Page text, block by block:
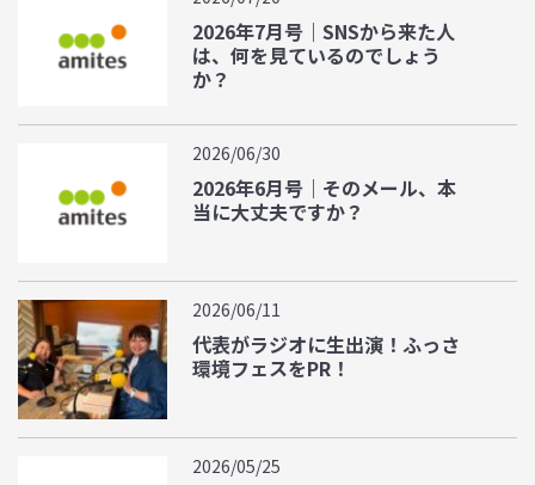
2026年7月号｜SNSから来た人
は、何を見ているのでしょう
か？
2026/06/30
2026年6月号｜そのメール、本
当に大丈夫ですか？
2026/06/11
代表がラジオに生出演！ふっさ
環境フェスをPR！
2026/05/25